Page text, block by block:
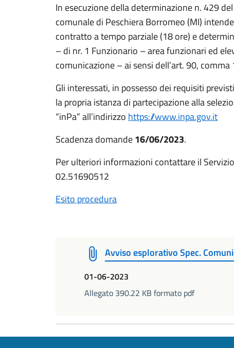
In esecuzione della determinazione n. 429
comunale di Peschiera Borromeo (MI)
contratto a tempo parziale (18 ore) e
– di nr. 1 Funzionario – area funzionari ed
comunicazione – ai sensi dell’art. 90,
Gli interessati, in possesso dei requisiti
la propria istanza di partecipazione alla
“inPa” all’indirizzo https://www.inpa.gov.it
Scadenza domande16/06/2023.
Per ulteriori informazioni contattare il
02.51690512
Esito procedura
Avviso esplorativo Spec.
01-06-2023
Allegato 390.22 KB formato pdf